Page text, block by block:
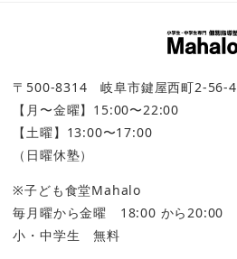
〒500-8314 岐阜市鍵屋西町2-56-4
【月〜金曜】15:00〜22:00
【土曜】13:00〜17:00
（日曜休塾）
※子ども食堂Mahalo
毎月曜から金曜 18:00 から20:00
小・中学生 無料